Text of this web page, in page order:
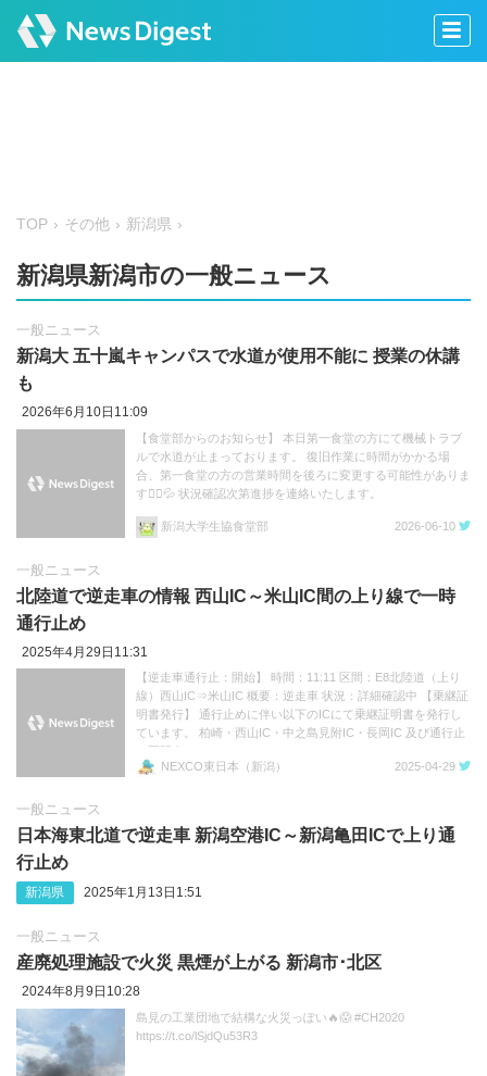
TOP その他 新潟県
新潟県新潟市の一般ニュース
一般ニュース
新潟大 五十嵐キャンパスで水道が使用不能に 授業の休講
も
2026年6月10日11:09
【食堂部からのお知らせ】 本日第一食堂の方にて機械トラブ
ルで水道が止まっております。 復旧作業に時間がかかる場
合、第一食堂の方の営業時間を後ろに変更する可能性がありま
す🙇‍♂️💦 状況確認次第進捗を連絡いたします。
新潟大学生協食堂部 2026-06-10
一般ニュース
北陸道で逆走車の情報 西山IC～米山IC間の上り線で一時
通行止め
2025年4月29日11:31
【逆走車通行止：開始】 時間：11:11 区間：E8北陸道（上り
線）西山IC⇒米山IC 概要：逆走車 状況：詳細確認中 【乗継証
明書発行】 通行止めに伴い以下のICにて乗継証明書を発行し
ています。 柏崎・西山IC・中之島見附IC・長岡IC 及び通行止
NEXCO東日本（新潟）
2025-04-29
一般ニュース
日本海東北道で逆走車 新潟空港IC～新潟亀田ICで上り通
行止め
新潟県 2025年1月13日1:51
一般ニュース
産廃処理施設で火災 黒煙が上がる 新潟市･北区
2024年8月9日10:28
島見の工業団地で結構な火災っぽい🔥😱 #CH2020
https://t.co/lSjdQu53R3